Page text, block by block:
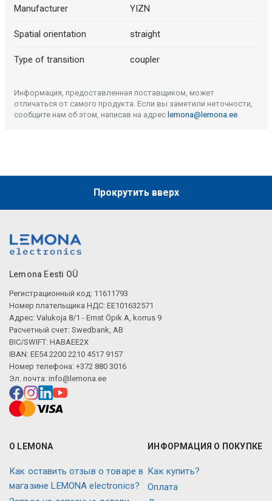
Manufacturer YIZN
Spatial orientation straight
Type of transition coupler
Информация, предоставленная поставщиком, может
отличаться от самого продукта. Если вы заметили неточности,
сообщите нам об этом, написав на адрес lemona@lemona.ee.
Прокрутить вверх
Lemona Eesti OÜ
Регистрационный код: 11611793
Номер плательщика НДС: EE101632571
Адрес: Valukoja 8/1 - Ernst Öpik A, korrus 9
Расчетный счет: Swedbank, AB
BIC/SWIFT: HABAEE2X
IBAN: EE54 2200 2210 4517 9157
Номер телефона: +372 880 3016
Эл. почта: info@lemona.ee
О LEMONA
Как оставить отзыв о товаре в
магазине LEMONA electronics?
ИНФОРМАЦИЯ О ПОКУПКЕ
Как купить?
Оплата